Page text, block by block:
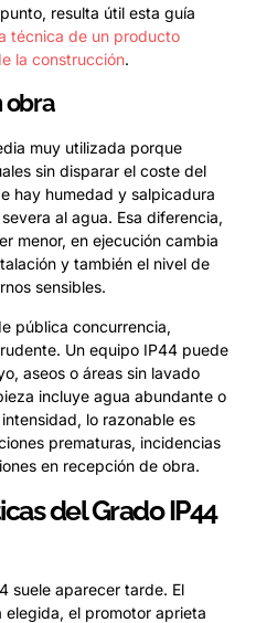
resulta útil esta guía
técnica de un producto
la construcción.
obra
muy utilizada porque
sin disparar el coste del
hay humedad y salpicadura
al agua. Esa diferencia,
menor, en ejecución cambia
y también el nivel de
sensibles.
pública concurrencia,
Un equipo IP44 puede
aseos o áreas sin lavado
incluye agua abundante o
lo razonable es
prematuras, incidencias
en recepción de obra.
del Grado IP44
suele aparecer tarde. El
elegida, el promotor aprieta